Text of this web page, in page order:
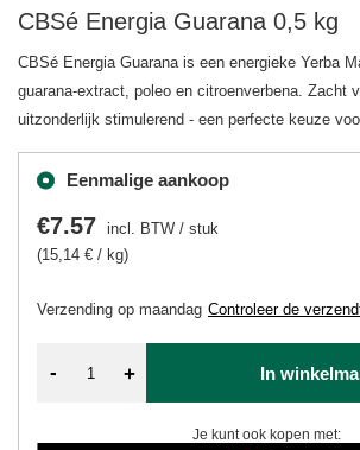
CBSé Energia Guarana 0,5 kg
CBSé Energia Guarana is een energieke Yerba
guarana-extract, poleo en citroenverbena. Zacht
uitzonderlijk stimulerend - een perfecte keuze
Eenmalige aankoop
Verzending op maandag Controleer de
€7.57 incl. BTW / stuk
(15,14 € / kg)
- + In
Je kunt ook kopen met: